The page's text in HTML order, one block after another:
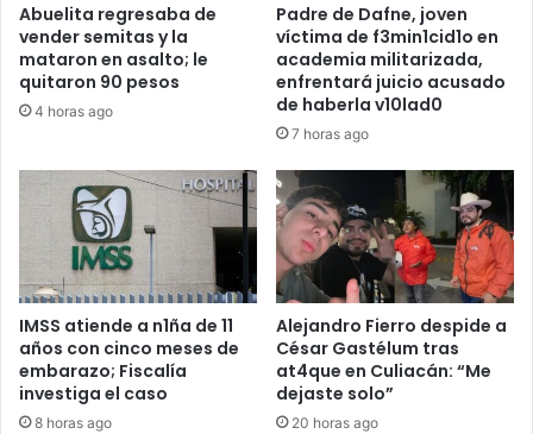
Abuelita regresaba de
vender semitas y la
mataron en asalto; le
quitaron 90 pesos
4 horas ago
Padre de Dafne, joven
víctima de f3min1cid1o en
academia militarizada,
enfrentará juicio acusado
de haberla v10lad0
7 horas ago
IMSS atiende a n1ña de 11
años con cinco meses de
embarazo; Fiscalía
investiga el caso
8 horas ago
Alejandro Fierro despide a
César Gastélum tras
at4que en Culiacán: “Me
dejaste solo”
20 horas ago